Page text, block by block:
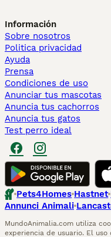
Información
Sobre nosotros
Politica privacidad
Ayuda
Prensa
Condiciones de uso
Anunciar tus mascotas
Anuncia tus cachorros
Anuncia tus gatos
Test perro ideal
Pets4Homes Hastnet
Annunci Animali
MundoAnimalia.com utiliza
experiencia de usuario. El